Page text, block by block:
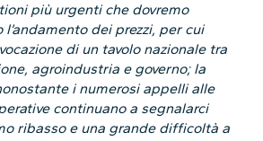
più urgenti che dovremo
dei prezzi, per cui
di un tavolo nazionale tra
agroindustria e governo; la
i numerosi appelli alle
continuano a segnalarci
ribasso e una grande difficoltà a